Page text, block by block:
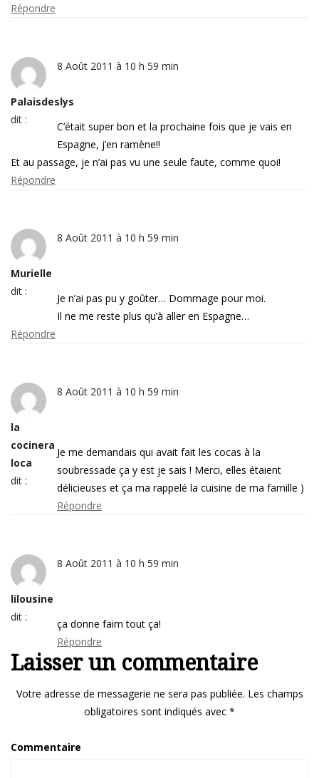
Répondre
Palaisdeslys
dit :
8 Août 2011 à 10 h 59 min
C’était super bon et la prochaine fois que je vais en
Espagne, j’en ramène!!
Et au passage, je n’ai pas vu une seule faute, comme quoi!
Répondre
Murielle
dit :
8 Août 2011 à 10 h 59 min
Je n’ai pas pu y goûter… Dommage pour moi.
Il ne me reste plus qu’à aller en Espagne…
Répondre
la
cocinera
loca
dit :
8 Août 2011 à 10 h 59 min
Je me demandais qui avait fait les cocas à la
soubressade ça y est je sais ! Merci, elles étaient
délicieuses et ça ma rappelé la cuisine de ma famille )
Répondre
lilousine
dit :
8 Août 2011 à 10 h 59 min
ça donne faim tout ça!
Répondre
Laisser un commentaire
Votre adresse de messagerie ne sera pas publiée. Les champs
obligatoires sont indiqués avec *
Commentaire